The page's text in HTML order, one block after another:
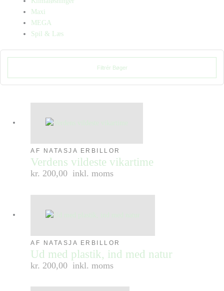
Maxi
MEGA
Spil & Læs
Filtrér Bøger
AF NATASJA ERBILLOR
Verdens vildeste vikartime
kr. 200,00 inkl. moms
AF NATASJA ERBILLOR
Ud med plastik, ind med natur
kr. 200,00 inkl. moms